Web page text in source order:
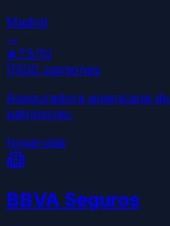
Madrid
→
★7.5/10
1500 opiniones
Aseguradora americana
patrimonio.
hogarvida
BBVA Seguros